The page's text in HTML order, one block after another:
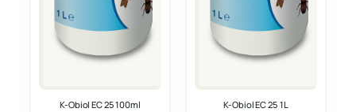
K-Obiol EC 25 100ml K-Obiol EC 25 1L